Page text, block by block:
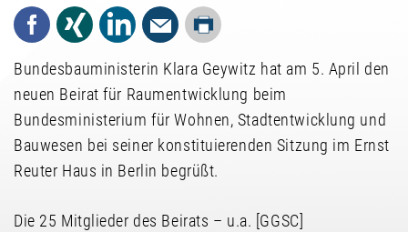
Facebook
Xing LinkedInMail
Drucken
Bundesbauministerin Klara Geywitz hat am 5. April den
neuen Beirat für Raumentwicklung beim
Bundesministerium für Wohnen, Stadtentwicklung und
Bauwesen bei seiner konstituierenden Sitzung im Ernst
Reuter Haus in Berlin begrüßt.
Die 25 Mitglieder des Beirats – u.a. [GGSC]